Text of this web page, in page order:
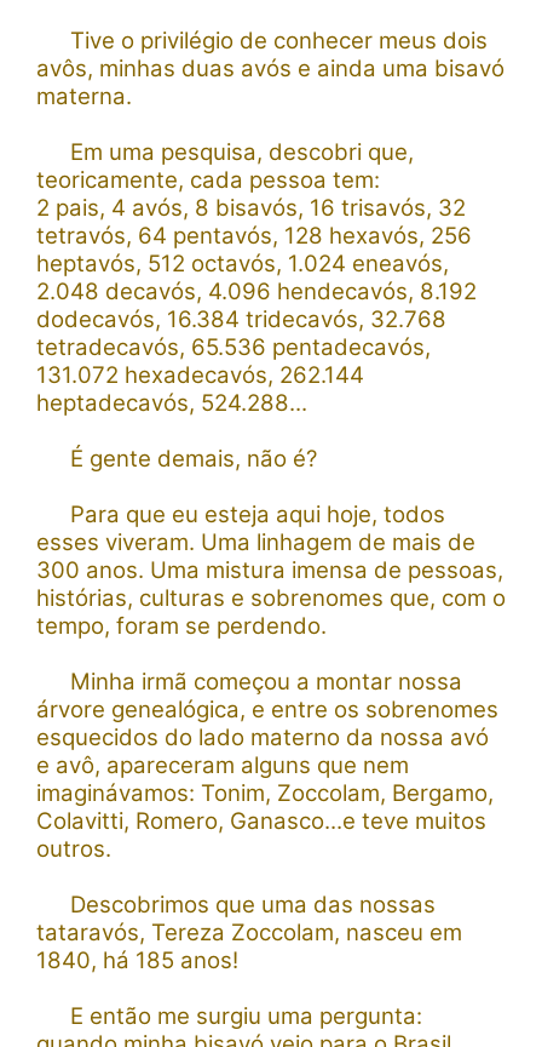
Tive o privilégio de conhecer meus dois
avôs, minhas duas avós e ainda uma bisavó
materna.
Em uma pesquisa, descobri que,
teoricamente, cada pessoa tem:
2 pais, 4 avós, 8 bisavós, 16 trisavós, 32
tetravós, 64 pentavós, 128 hexavós, 256
heptavós, 512 octavós, 1.024 eneavós,
2.048 decavós, 4.096 hendecavós, 8.192
dodecavós, 16.384 tridecavós, 32.768
tetradecavós, 65.536 pentadecavós,
131.072 hexadecavós, 262.144
heptadecavós, 524.288...
É gente demais, não é?
Para que eu esteja aqui hoje, todos
esses viveram. Uma linhagem de mais de
300 anos. Uma mistura imensa de pessoas,
histórias, culturas e sobrenomes que, com o
tempo, foram se perdendo.
Minha irmã começou a montar nossa
árvore genealógica, e entre os sobrenomes
esquecidos do lado materno da nossa avó
e avô, apareceram alguns que nem
imaginávamos: Tonim, Zoccolam, Bergamo,
Colavitti, Romero, Ganasco...e teve muitos
outros.
Descobrimos que uma das nossas
tataravós, Tereza Zoccolam, nasceu em
1840, há 185 anos!
E então me surgiu uma pergunta: